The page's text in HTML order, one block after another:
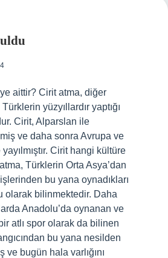
aittir? Cirit atma, diğer
yüzyıllardır yaptığı
Cirit, Alparslan ile
ve daha sonra Avrupa ve
Cirit hangi kültüre
Türklerin Orta Asya’dan
bu yana oynadıkları
olarak bilinmektedir. Daha
Anadolu’da oynanan ve
atlı spor olarak da bilinen
bu yana nesilden
ve bugün hala varlığını